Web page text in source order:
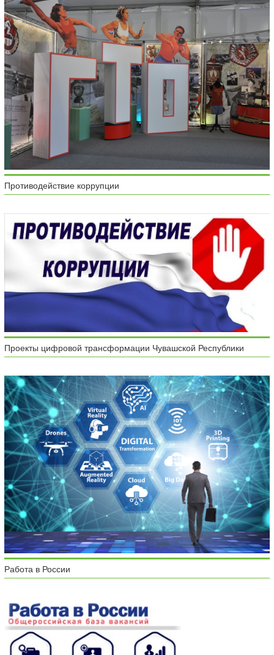
Противодействие коррупции
Проекты цифровой трансформации Чувашской Республики
Работа в России